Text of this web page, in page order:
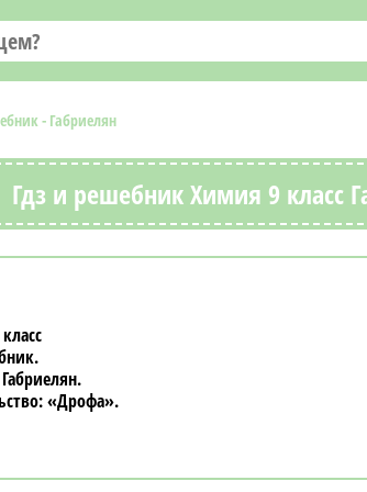
- Габриелян
Гдз и решебник Химия 9 класс
Габриелян
«Дрофа»